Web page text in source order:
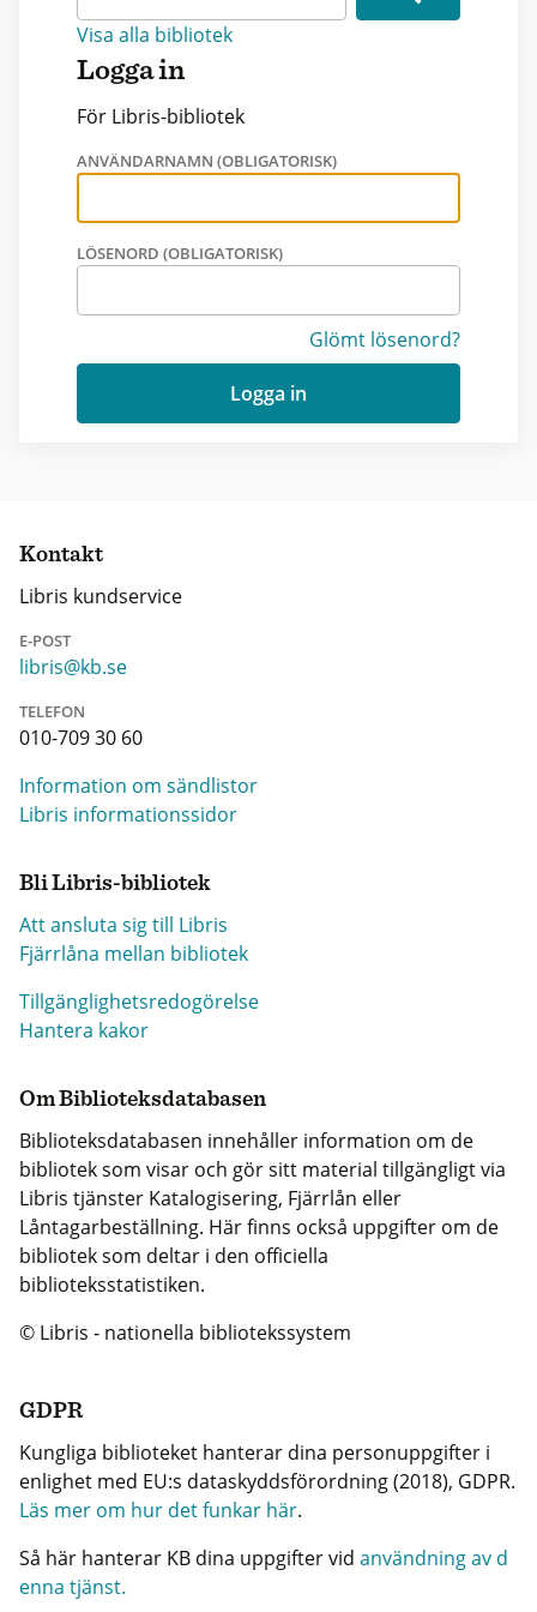
Visa alla bibliotek
Logga in
För Libris-bibliotek
ANVÄNDARNAMN (OBLIGATORISK)
LÖSENORD (OBLIGATORISK)
Glömt lösenord?
Logga in
Kontakt
Libris kundservice
E-POST
libris@kb.se
TELEFON
010-709 30 60
Information om sändlistor
Libris informationssidor
Bli Libris-bibliotek
Att ansluta sig till Libris
Fjärrlåna mellan bibliotek
Tillgänglighetsredogörelse
Hantera kakor
Om Biblioteksdatabasen
Biblioteksdatabasen innehåller information om de
bibliotek som visar och gör sitt material tillgängligt via
Libris tjänster Katalogisering, Fjärrlån eller
Låntagarbeställning. Här finns också uppgifter om de
bibliotek som deltar i den officiella
biblioteksstatistiken.
© Libris - nationella bibliotekssystem
GDPR
Kungliga biblioteket hanterar dina personuppgifter i
enlighet med EU:s dataskyddsförordning (2018), GDPR.
Läs mer om hur det funkar här.
Så här hanterar KB dina uppgifter vid användning av d
enna tjänst.